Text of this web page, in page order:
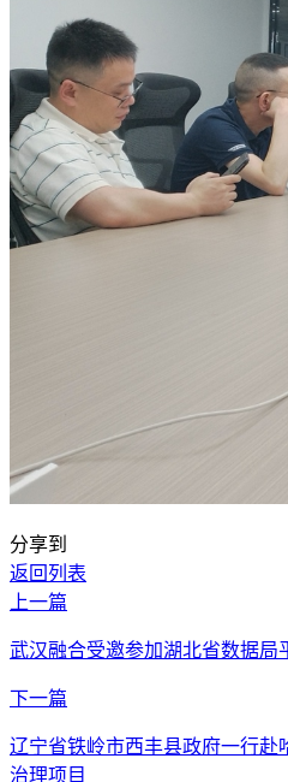
分享到
返回列表
上一篇
武汉融合受邀参加湖北省数据局
下一篇
辽宁省铁岭市西丰县政府一行赴
治理项目